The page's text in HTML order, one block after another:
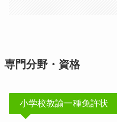
専門分野・資格
小学校教諭一種免許状